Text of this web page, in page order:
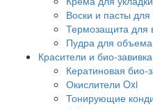
Воски и пасты для
Термозащита для
Пудра для объема
Красители и био-завивка
Кератиновая био-
Окислители Oxi
Тонирующие